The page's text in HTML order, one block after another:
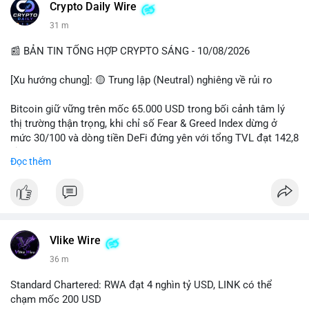
các quỹ phòng hộ sang vị thế Long là tín hiệu tích cực ngầm,
nhưng biến động ngắn hạn vẫn cao.
• Khuyến nghị: Cẩn trọng với các lệnh Long/Short khi Bitcoin
chưa thoát khỏi vùng giá hiện tại. Theo dõi sát các tin tức về
📰 Nguồn: CoinDesk
Crypto Daily Wire
31 m
📰 BẢN TIN TỔNG HỢP CRYPTO SÁNG - 10/08/2026
[Xu hướng chung]: 🟡 Trung lập (Neutral) nghiêng về rủi ro
Bitcoin giữ vững trên mốc 65.000 USD trong bối cảnh tâm lý
thị trường thận trọng, khi chỉ số Fear & Greed Index dừng ở
mức 30/100 và dòng tiền DeFi đứng yên với tổng TVL đạt 142,8
tăng gần 3% khi Iran-Oman hứa mở lại eo Hormuz, giảm lo ngại
lớn khác. Đáng chú ý, thanh lý Short chiếm tới 81,7% tổng 35,7
triệu USD thanh lý trong 24h, cho thấy phe bán đang yếu thế.
- DeFi & Công nghệ: Standard Chartered dự báo thị trường RWA
sẽ bùng nổ lên 4 nghìn tỷ USD, kéo theo giá trị token LINK có
Đọc thêm
Vlike Wire
36 m
Standard Chartered: RWA đạt 4 nghìn tỷ USD, LINK có thể
chạm mốc 200 USD